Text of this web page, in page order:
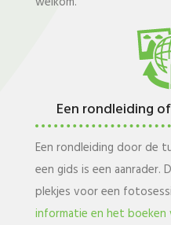
Een rondleiding
Een rondleiding door de
een gids is een aanrader.
plekjes voor een
informatie en het boeken